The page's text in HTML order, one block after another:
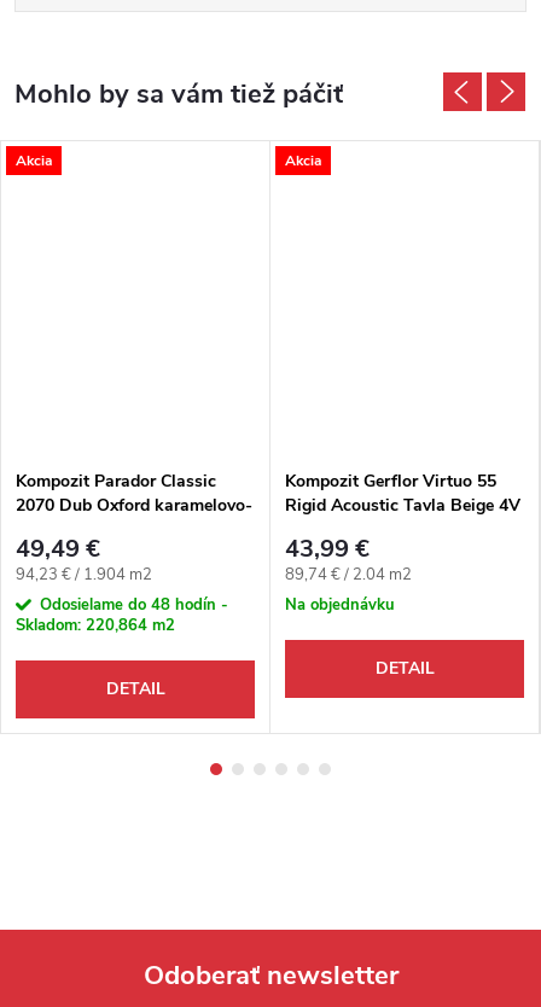
Akcia
Kompozit Parador Classic
2070 Dub Oxford karamelovo-
49,49 €
Jednotková cena:
94,23 € / 1.904 m2
Odosielame do 48 hodín -
Skladom: 220,864 m2
DETAIL
Akcia
Kompozit Gerflor Virtuo 55
Rigid Acoustic Tavla Beige 4V
43,99 €
Jednotková cena:
89,74 € / 2.04 m2
Na objednávku
DETAIL
Odoberať newsletter